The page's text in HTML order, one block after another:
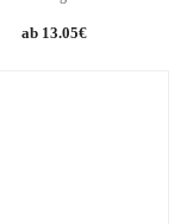
Original
13.05€Current